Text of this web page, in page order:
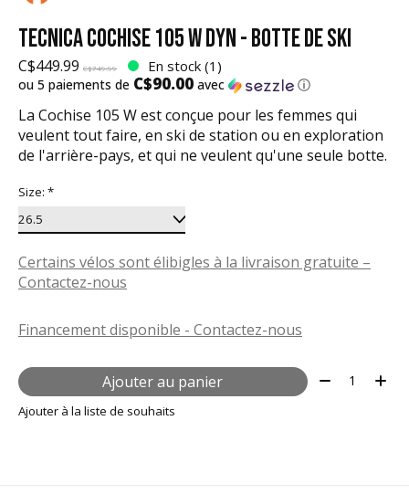
TECNICA COCHISE 105 W DYN - BOTTE DE SKI
C$449.99 C$749.99 En stock (1)
ou 5 paiements de C$90.00 avec ⓘ
La Cochise 105 W est conçue pour les femmes qui
veulent tout faire, en ski de station ou en exploration
de l'arrière-pays, et qui ne veulent qu'une seule botte.
Size: *
Certains vélos sont élibigles à la livraison gratuite –
Contactez-nous
Financement disponible - Contactez-nous
Ajouter au panier Quantité:
Ajouter à la liste de souhaits